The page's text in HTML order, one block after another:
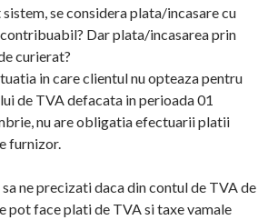
se considera plata/incasare cu
Dar plata/incasarea prin
curierat?
in care clientul nu opteaza pentru
de TVA defacata in perioada 01
nu are obligatia efectuarii platii
furnizor.
ne precizati daca din contul de TVA de
pot face plati de TVA si taxe vamale